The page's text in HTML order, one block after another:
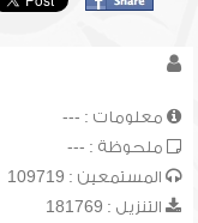
معلومات : ---
ملحوظة : ---
المستمعين : 109719
التنزيل : 181769